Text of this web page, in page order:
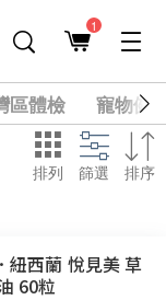
1
區體檢
寵物健
排列 篩選 排序
西蘭 悅見美 草
60粒